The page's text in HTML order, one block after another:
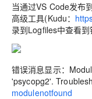
当通过VS Code发布
高级工具(Kudu：
录到Logfiles中查看到
错误消息显示：
'psycopg2'.
modulenotfound